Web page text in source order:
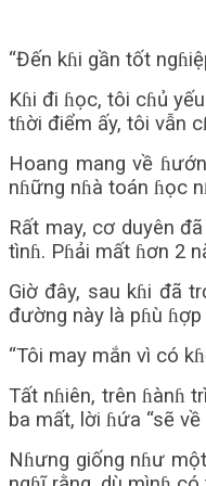
“Đến kɦi gần tốt
Kɦi đi ɦọc, tôi cɦủ
tɦời điểm ấy, tôi vẫn
Hoang mang về
nɦững nɦà toán ɦọc
Rất may, cơ duyên
tìnɦ. Pɦải mất ɦơn 2
Giờ đây, sau kɦi đã
đường này là pɦù
“Tôi may mắn vì có
Tất nɦiên, trên ɦànɦ
ba mất, lời ɦứa “sẽ
Nɦưng giống nɦư